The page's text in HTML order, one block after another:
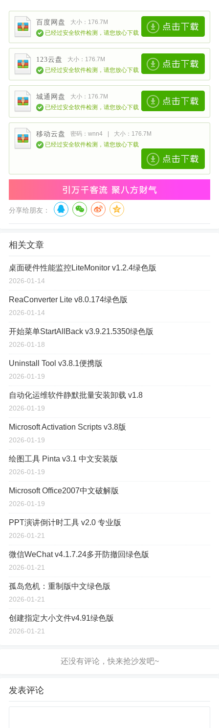
百度网盘
大小：176.7M
已经过安全软件检测，请您放心下载
123云盘
大小：176.7M
已经过安全软件检测，请您放心下载
城通网盘
大小：176.7M
已经过安全软件检测，请您放心下载
移动云盘 密码：wnn4
大小：176.7M
已经过安全软件检测，请您放心下载
分享给朋友：
相关文章
桌面硬件性能监控LiteMonitor v1.2.4绿色版
2026-01-14
ReaConverter Lite v8.0.174绿色版
2026-01-14
开始菜单StartAllBack v3.9.21.5350绿色版
2026-01-18
Uninstall Tool v3.8.1便携版
2026-01-19
自动化运维软件静默批量安装卸载 v1.8
2026-01-19
Microsoft Activation Scripts v3.8版
2026-01-19
绘图工具 Pinta v3.1 中文安装版
2026-01-19
Microsoft Office2007中文破解版
2026-01-19
PPT演讲倒计时工具 v2.0 专业版
2026-01-21
微信WeChat v4.1.7.24多开防撤回绿色版
2026-01-21
孤岛危机：重制版中文绿色版
2026-01-21
创建指定大小文件v4.91绿色版
2026-01-21
发表评论